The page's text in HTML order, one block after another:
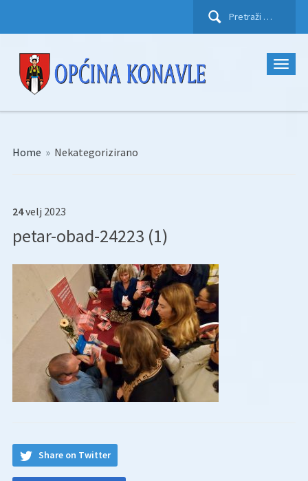
Pretraži:
Home » Nekategorizirano
24velj 2023
petar-obad-24223 (1)
Share on Twitter